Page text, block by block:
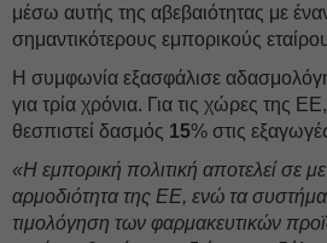
μέσω αυτής της αβεβαιότητας με
σημαντικότερους εμπορικούς
Η συμφωνία εξασφάλισε
για τρία χρόνια. Για τις χώρες της
θεσπιστεί δασμός 15% στις
«Η εμπορική πολιτική αποτελεί σε
αρμοδιότητα της ΕΕ, ενώ τα
τιμολόγηση των φαρμακευτικών